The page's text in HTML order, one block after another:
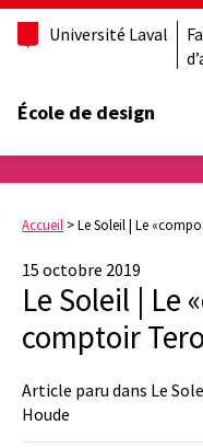
Université Laval
École de design
Accueil >Le Soleil | Le
15 octobre 2019
Le Soleil | Le
comptoir
Article paru dans Le
Houde